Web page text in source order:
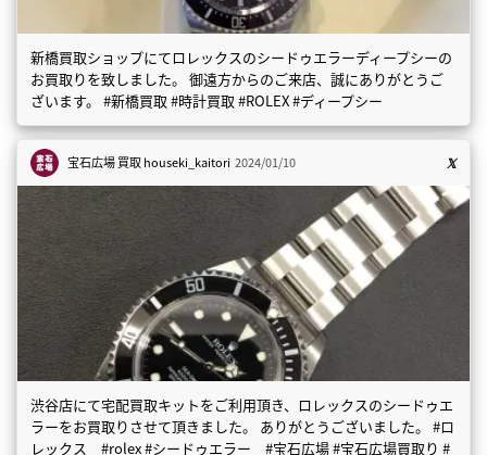
新橋買取ショップにてロレックスのシードゥエラーディープシーの
お買取りを致しました。 御遠方からのご来店、誠にありがとうご
ざいます。 #新橋買取 #時計買取 #ROLEX #ディープシー
宝石広場 買取houseki_kaitori 2024/01/10
渋谷店にて宅配買取キットをご利用頂き、ロレックスのシードゥエ
ラーをお買取りさせて頂きました。 ありがとうございました。 #ロ
レックス #rolex #シードゥエラー #宝石広場 #宝石広場買取り #